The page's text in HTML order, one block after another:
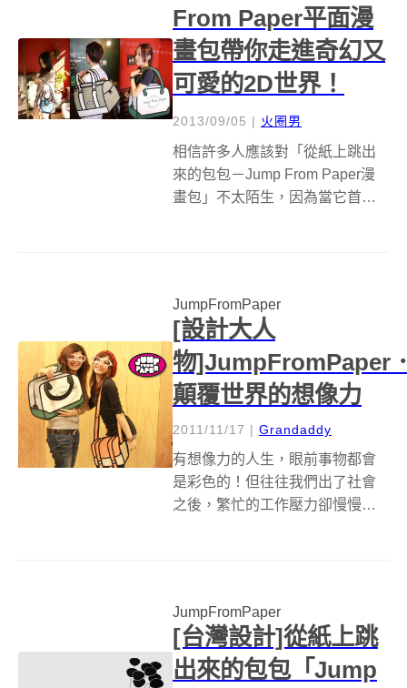
From Paper平面漫
畫包帶你走進奇幻又
可愛的2D世界！
2013/09/05 | 火圈男
相信許多人應該對「從紙上跳出
來的包包－Jump From Paper漫
畫包」不太陌生，因為當它首次
都爭相報導，大人物也曾專訪過
兩...
JumpFromPaper
[設計大人
物]JumpFromPaper
顛覆世界的想像力
2011/11/17 | Grandaddy
有想像力的人生，眼前事物都會
是彩色的！但往往我們出了社會
之後，繁忙的工作壓力卻慢慢消
服、裙子、褲子等，我們還可以
幫紙娃娃加上包包、...
JumpFromPaper
[台灣設計]從紙上跳
出來的包包「Jump